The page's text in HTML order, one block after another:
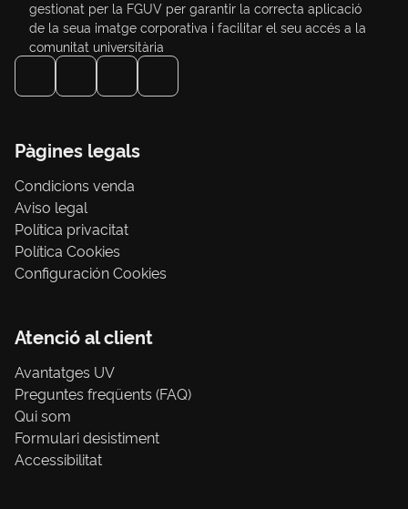
gestionat per la FGUV per garantir la correcta aplicació
de la seua imatge corporativa i facilitar el seu accés a la
comunitat universitària
Pàgines legals
Condicions venda
Aviso legal
Política privacitat
Política Cookies
Configuración Cookies
Atenció al client
Avantatges UV
Preguntes freqüents (FAQ)
Qui som
Formulari desistiment
Accessibilitat